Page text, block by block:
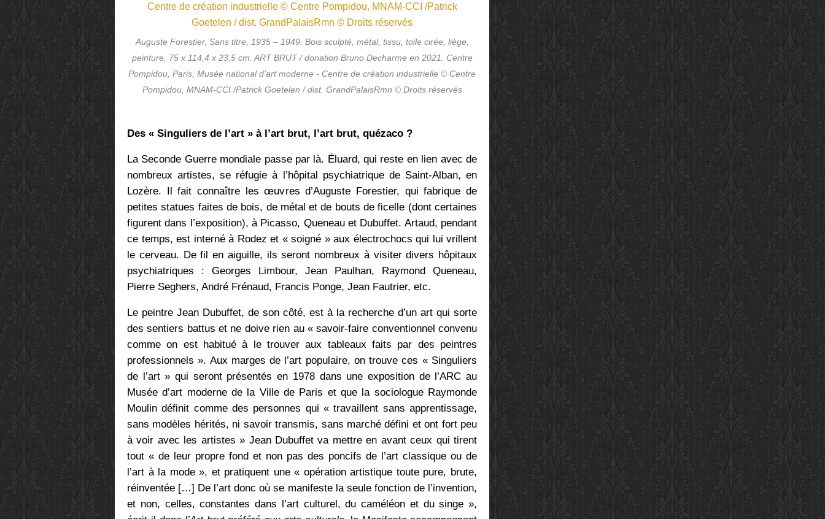
Auguste Forestier, Sans titre, 1935 – 1949. Bois sculpté, métal, tissu, toile cirée, liège,
peinture, 75 x 114,4 x 23,5 cm. ART BRUT / donation Bruno Decharme en 2021. Centre
Pompidou, Paris, Musée national d’art moderne - Centre de création industrielle © Centre
Pompidou, MNAM-CCI /Patrick Goetelen / dist. GrandPalaisRmn © Droits réservés
Des « Singuliers de l’art » à l’art brut, l’art brut, quézaco ?
La Seconde Guerre mondiale passe par là. Éluard, qui reste en lien avec de
nombreux artistes, se réfugie à l’hôpital psychiatrique de Saint-Alban, en
Lozère. Il fait connaître les œuvres d’Auguste Forestier, qui fabrique de
petites statues faites de bois, de métal et de bouts de ficelle (dont certaines
figurent dans l’exposition), à Picasso, Queneau et Dubuffet. Artaud, pendant
ce temps, est interné à Rodez et « soigné » aux électrochocs qui lui vrillent
le cerveau. De fil en aiguille, ils seront nombreux à visiter divers hôpitaux
psychiatriques : Georges Limbour, Jean Paulhan, Raymond Queneau,
Pierre Seghers, André Frénaud, Francis Ponge, Jean Fautrier, etc.
Le peintre Jean Dubuffet, de son côté, est à la recherche d’un art qui sorte
des sentiers battus et ne doive rien au « savoir-faire conventionnel convenu
comme on est habitué à le trouver aux tableaux faits par des peintres
professionnels ». Aux marges de l’art populaire, on trouve ces « Singuliers
de l’art » qui seront présentés en 1978 dans une exposition de l’ARC au
Musée d’art moderne de la Ville de Paris et que la sociologue Raymonde
Moulin définit comme des personnes qui « travaillent sans apprentissage,
sans modèles hérités, ni savoir transmis, sans marché défini et ont fort peu
à voir avec les artistes » Jean Dubuffet va mettre en avant ceux qui tirent
tout « de leur propre fond et non pas des poncifs de l’art classique ou de
l’art à la mode », et pratiquent une « opération artistique toute pure, brute,
réinventée […] De l’art donc où se manifeste la seule fonction de l’invention,
et non, celles, constantes dans l’art culturel, du caméléon et du singe »,